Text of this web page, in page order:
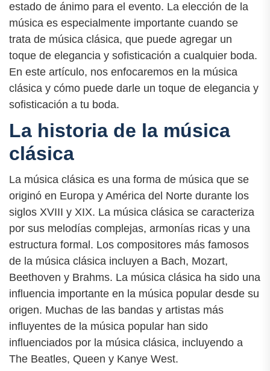
estado de ánimo para el evento. La elección de la
música es especialmente importante cuando se
trata de música clásica, que puede agregar un
toque de elegancia y sofisticación a cualquier boda.
En este artículo, nos enfocaremos en la música
clásica y cómo puede darle un toque de elegancia y
sofisticación a tu boda.
La historia de la música
clásica
La música clásica es una forma de música que se
originó en Europa y América del Norte durante los
siglos XVIII y XIX. La música clásica se caracteriza
por sus melodías complejas, armonías ricas y una
estructura formal. Los compositores más famosos
de la música clásica incluyen a Bach, Mozart,
Beethoven y Brahms. La música clásica ha sido una
influencia importante en la música popular desde su
origen. Muchas de las bandas y artistas más
influyentes de la música popular han sido
influenciados por la música clásica, incluyendo a
The Beatles, Queen y Kanye West.